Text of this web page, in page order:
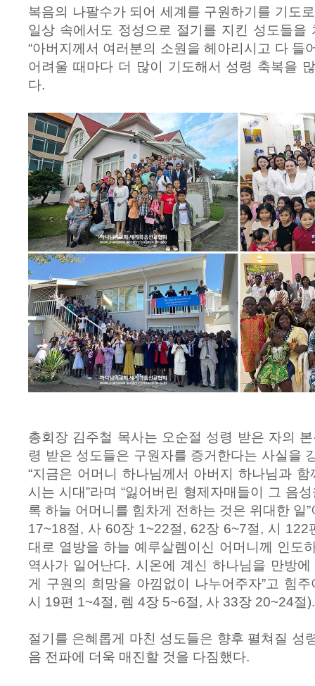
복음의 나팔수가 되어 세계를 구원하기를 기도
일상 속에서도 정성으로 절기를 지킨 성도들을
“아버지께서 여러분의 소원을 헤아리시고 다 들
어려울 때마다 더 많이 기도해서 성령 축복을
다.
총회장 김주철 목사는 오순절 성령 받은 자의
령 받은 성도들은 구원자를 증거한다는 사실을
“지금은 어머니 하나님께서 아버지 하나님과 함
시는 시대”라며 “잃어버린 형제자매들이 그 음
록 하늘 어머니를 힘차게 전하는 것은 위대한 일
17~18절, 사 60장 1~22절, 62장 6~7절, 시 122
대로 열방을 하늘 예루살렘이신 어머니께 인도
역사가 일어난다. 시온에 계신 하나님을 만방
게 구원의 희망을 아낌없이 나누어주자”고 힘
시 19편 1~4절, 렘 4장 5~6절, 사 33장 20~24절).
절기를 은혜롭게 마친 성도들은 향후 펼쳐질 성
음 전파에 더욱 매진할 것을 다짐했다.